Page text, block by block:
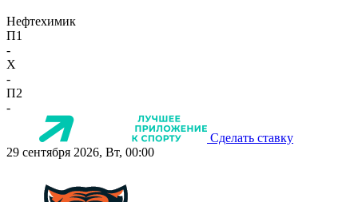
Нефтехимик
П1
-
X
-
П2
-
Сделать ставку
29 сентября 2026, Вт, 00:00